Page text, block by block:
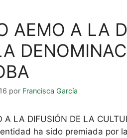
AEMO A LA
por Francisca García
A LA DIFUSIÓN DE LA
entidad ha sido premiada por